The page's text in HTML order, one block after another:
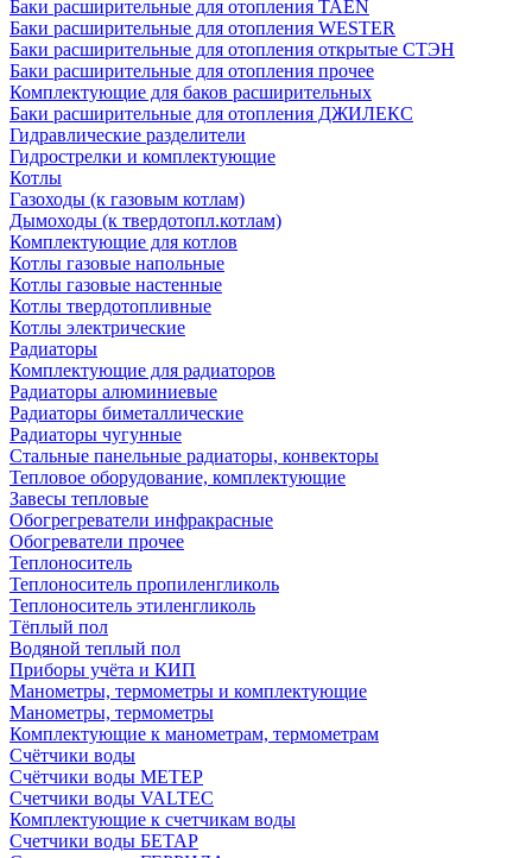
Баки расширительные для отопления TAEN
Баки расширительные для отопления WESTER
Баки расширительные для отопления открытые СТЭН
Баки расширительные для отопления прочее
Комплектующие для баков расширительных
Баки расширительные для отопления ДЖИЛЕКС
Гидравлические разделители
Гидрострелки и комплектующие
Котлы
Газоходы (к газовым котлам)
Дымоходы (к твердотопл.котлам)
Комплектующие для котлов
Котлы газовые напольные
Котлы газовые настенные
Котлы твердотопливные
Котлы электрические
Радиаторы
Комплектующие для радиаторов
Радиаторы алюминиевые
Радиаторы биметаллические
Радиаторы чугунные
Стальные панельные радиаторы, конвекторы
Тепловое оборудование, комплектующие
Завесы тепловые
Обогрегреватели инфракрасные
Обогреватели прочее
Теплоноситель
Теплоноситель пропиленгликоль
Теплоноситель этиленгликоль
Тёплый пол
Водяной теплый пол
Приборы учёта и КИП
Манометры, термометры и комплектующие
Манометры, термометры
Комплектующие к манометрам, термометрам
Счётчики воды
Счётчики воды МЕТЕР
Счетчики воды VALTEC
Комплектующие к счетчикам воды
Счетчики воды БЕТАР